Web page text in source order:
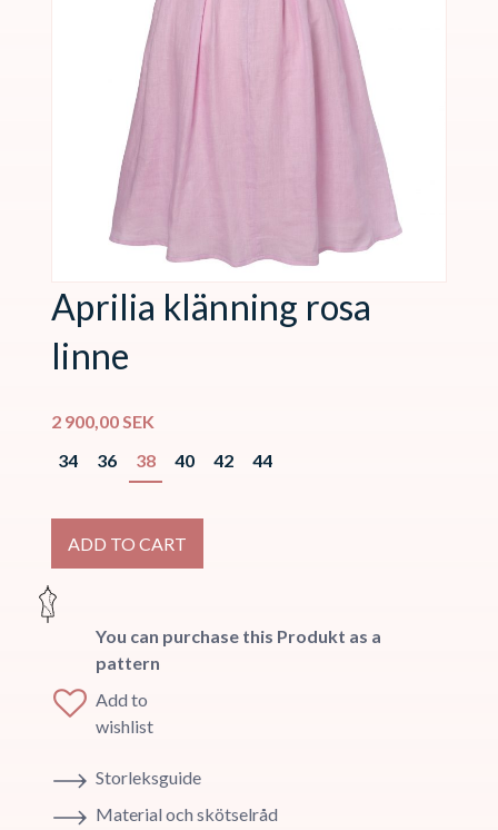
Aprilia klänning rosa
linne
2 900,00SEK
34
36 38 40 42 44
ADD TO CART
You can purchase this Produkt as a
pattern
Add to
wishlist
Storleksguide
Material och skötselråd